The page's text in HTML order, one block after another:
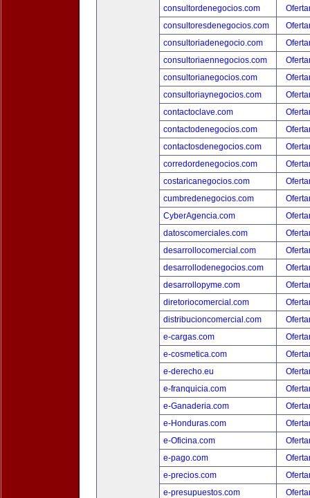
consultordenegocios.com
consultoresdenegocios.com
consultoriadenegocio.com
consultoriaennegocios.com
consultorianegocios.com
consultoriaynegocios.com
contactoclave.com
contactodenegocios.com
contactosdenegocios.com
corredordenegocios.com
costaricanegocios.com
cumbredenegocios.com
CyberAgencia.com
datoscomerciales.com
desarrollocomercial.com
desarrollodenegocios.com
desarrollopyme.com
diretoriocomercial.com
distribucioncomercial.com
e-cargas.com
e-cosmetica.com
e-derecho.eu
e-franquicia.com
e-Ganaderia.com
e-Honduras.com
e-Oficina.com
e-pago.com
e-precios.com
e-presupuestos.com